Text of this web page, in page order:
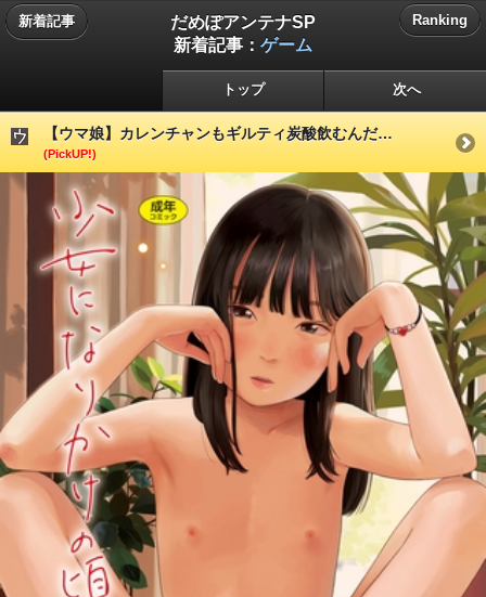
新着記事
だめぽアンテナSP
新着記事： ゲーム
Ranking
トップ 次へ
【ウマ娘】カレンチャンもギルティ炭酸飲むんだ…
(PickUP!)